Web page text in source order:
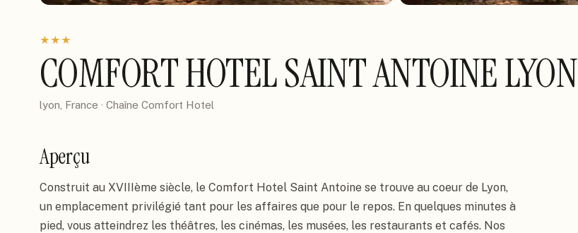
★★★
COMFORT HOTEL SAINT ANTOINE LYON
lyon, France · Chaîne Comfort Hotel
Aperçu
Construit au XVIIIème siècle, le Comfort Hotel Saint Antoine se trouve au coeur de Lyon,
un emplacement privilégié tant pour les affaires que pour le repos. En quelques minutes à
pied, vous atteindrez les théâtres, les cinémas, les musées, les restaurants et cafés. Nos